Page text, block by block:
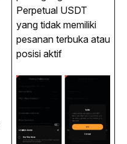
Perpetual USDT
yang tidak memiliki
pesanan terbuka atau
posisi aktif